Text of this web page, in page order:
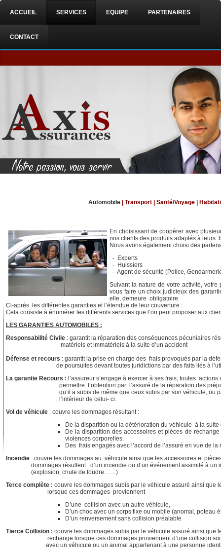
ACCUEIL SERVICES EQUIPE PARTENAIRES
CONTACT
Automobile Transport Santé/Voyage
En choisissant de coopérer avec
nos clients des produits adaptés à leurs
Nous avons également choisi des
- Experts
- Huissiers
- Agent de sécurité (Police,
Suivant la nature de votre activité,
vous faire un choix judicieux des
elle, demeure obligatoire.
Ci-après les différentes garanties et l’étendue de leur couverture :
Cela consiste à énumérer les différents services que l’on peut proposer aux
LES GARANTIES AUTOMOBILES :
Responsabilité Civile : garantit la réparation des conséquences pécuniaires
matériels et immatériels à la suite d’un accident
Défense et recours : garantit la prise en charge des frais provoqués par la
de poursuites devant toutes juridictions par des faits liés à
La garantie Recours : l’assureur s’engage à exercer à ses frais, toutes
permettre l’obtention par l’assuré de la réparation des
qu’il a subis de même que ceux subis par son véhicule, ou par
l’intérieur de celui- ci.
Vol de véhicule : couvre les dommages résultant :
De la disparition ou la détérioration du véhicule à la suite
De la disparition des accessoires et pièces de
violences corporelles.
Des frais engagés avec l’accord de l’assuré en vue de
Incendie : couvre les dommages au véhicule ainsi que les accessoires et
dommages résultent : d’un incendie ou d’un événement assimilé à un
(explosion, chute de foudre……)
Terce complète : couvre les dommages subis par le véhicule assuré ainsi que
lorsque ces dommages proviennent
D’une collision avec un autre véhicule,
D’un choc avec un corps fixe ou mobile (anomal,
D’un renversement sans collision préalable
Tierce Collision : couvre les dommages subis par le véhicule assuré ainsi que
rechange lorsque ces dommages proviennent d’une collision soit
avec un véhicule ou un animal appartenant à une personne